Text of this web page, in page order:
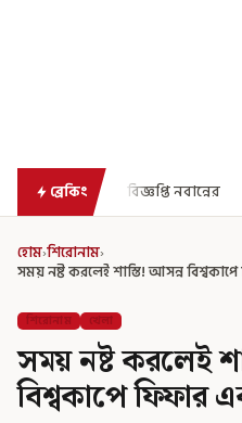
ব্রেকিং মাঝআকাশে আচমকা
হোম›শিরোনাম›
সময় নষ্ট করলেই শাস্তি! আসন্ন
শিরোনাম খেলা
সময় নষ্ট করলেই
বিশ্বকাপে ফিফার